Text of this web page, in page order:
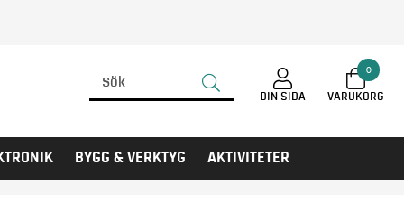
0
DIN SIDA
BYGG & VERKTYG AKTIVITETER